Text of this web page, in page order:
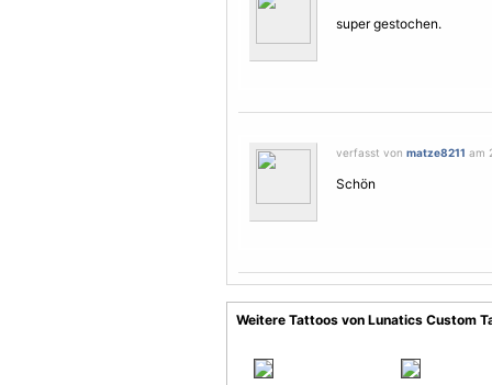
super gestochen.
verfasst von matze8211 am
Schön
Weitere Tattoos von Lunatics Custom